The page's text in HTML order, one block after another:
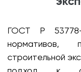
ГОСТ Р
нормативов,
строительной